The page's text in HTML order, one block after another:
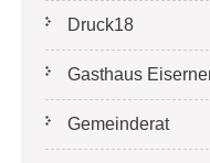
Druck18
Gasthaus
Gemeinderat